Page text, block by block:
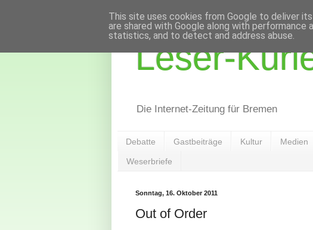
Leser-
Die Internet-Zeitung für Bremen
Debatte Gastbeiträge Kultur Medien
Weserbriefe
Sonntag, 16. Oktober 2011
Out of Order
This site uses cookies from Google to deliver
are shared with Google along with
statistics, and to detect and address abuse.